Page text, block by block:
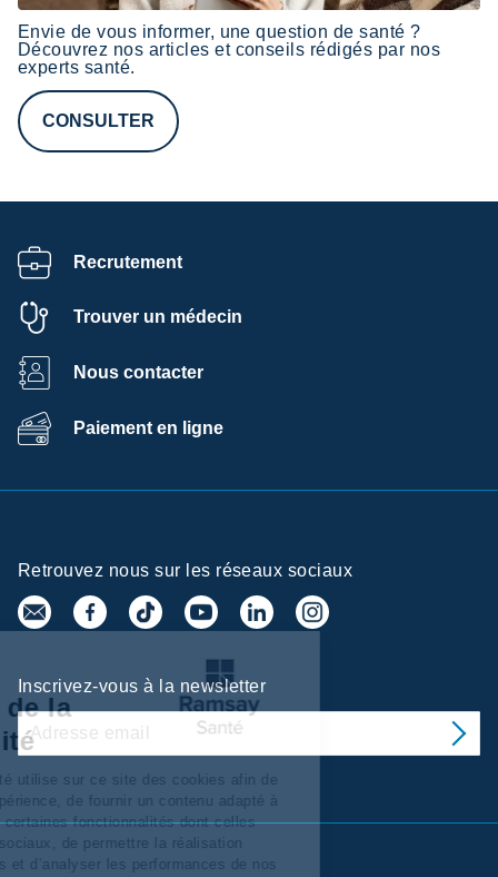
Envie de vous informer, une question de santé ?
Découvrez nos articleset conseils rédigés par nos
experts santé.
CONSULTER
Recrutement
Trouver un médecin
Nous contacter
Paiement en ligne
Retrouvez nous sur les réseaux sociaux
Inscrivez-vous à la newsletter
Centre de
préférences de la
confidentialité
Ramsay Services/Santé utilise sur ce site des cookies afin de
personnaliser votre expérience, de fournir un contenu adapté à
vos intérêts, d’assurer certaines fonctionnalités dont celles
relatives aux réseaux sociaux, de permettre la réalisation
d’'analyses statistiques et d’analyser les performances de nos